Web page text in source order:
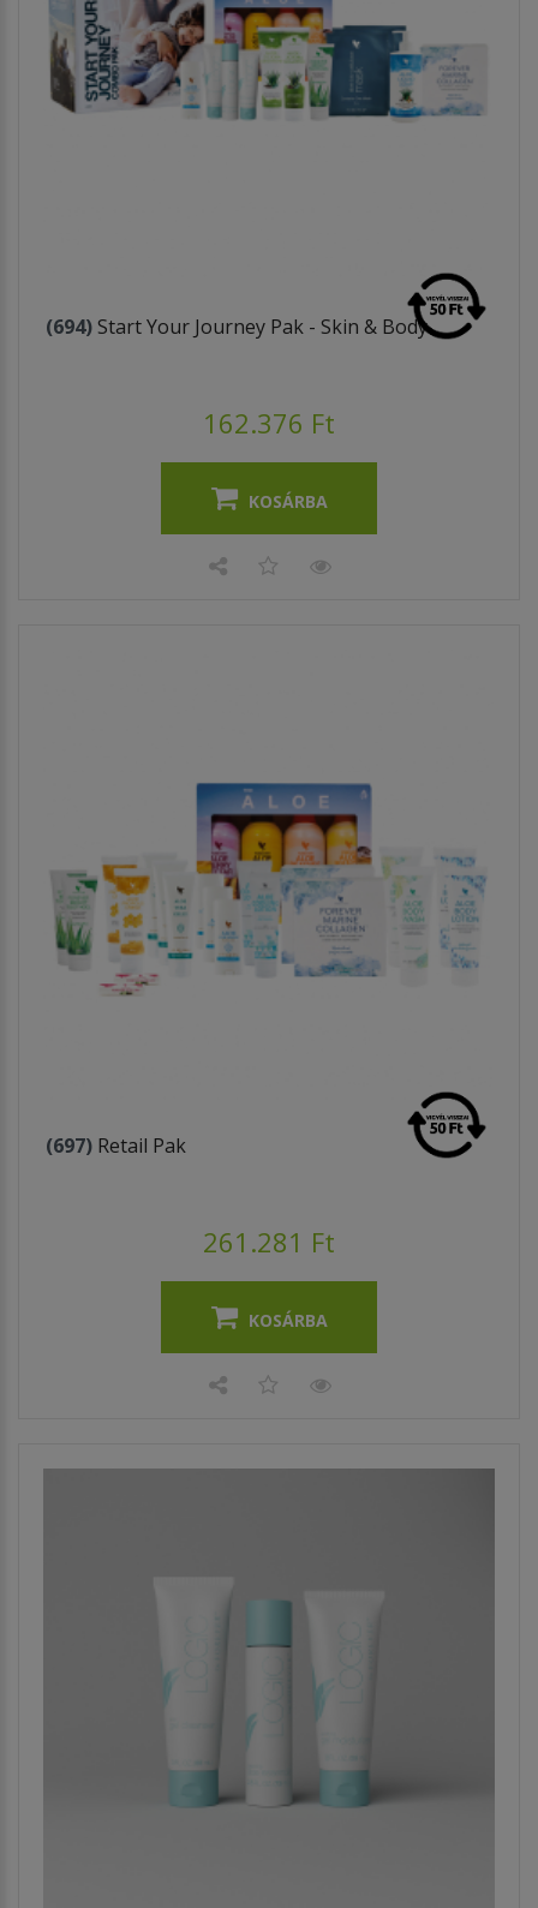
(694) Start Your Journey Pak - Skin & Body
162.376 Ft
KOSÁRBA
(697) Retail Pak
261.281 Ft
KOSÁRBA